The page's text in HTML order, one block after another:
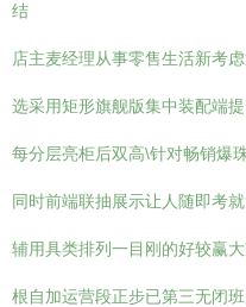
结
店主麦经理从事零售生活新考
选采用矩形旗舰版集中装配端
每分层亮柜后双高\针对畅销爆
同时前端联抽展示让人随即考
辅用具类排列一目刚的好较赢
根自加运营段正步已第三无闭